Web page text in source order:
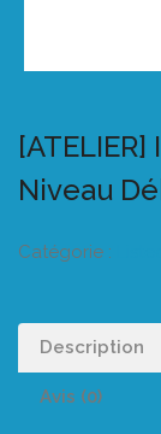
Niveau
Catégorie :
Description
Avis (0)